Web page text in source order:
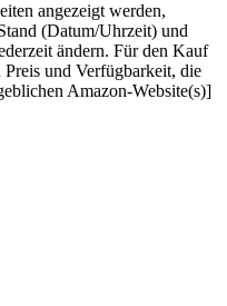
angezeigt werden,
(Datum/Uhrzeit) und
ändern. Für den Kauf
und Verfügbarkeit, die
Amazon-Website(s)]